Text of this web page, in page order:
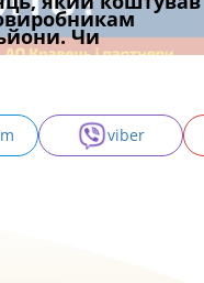
шкоди
Чи
у 2026 році:
засто
viber